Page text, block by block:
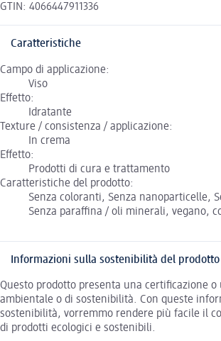
GTIN: 4066447911336
Caratteristiche
Campo di applicazione:
Viso
Effetto:
Idratante
Texture / consistenza / applicazione:
In crema
Effetto:
Prodotti di cura e trattamento
Caratteristiche del prodotto:
Senza coloranti, Senza nanoparticelle,
Senza paraffina / oli minerali, vegano,
Informazioni sulla sostenibilità del prodotto
Questo prodotto presenta una certificazione o
ambientale o di sostenibilità. Con queste
sostenibilità, vorremmo rendere più facile il
di prodotti ecologici e sostenibili.